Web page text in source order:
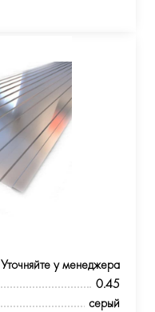
Уточняйте у менеджера
0.45
серый